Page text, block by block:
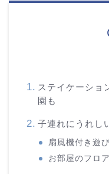
ステイケーショ
園も
子連れにうれし
扇風機付き遊
お部屋のフロ